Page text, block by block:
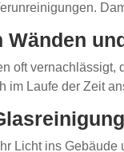
oft
im Laufe der Zeit
Licht ins